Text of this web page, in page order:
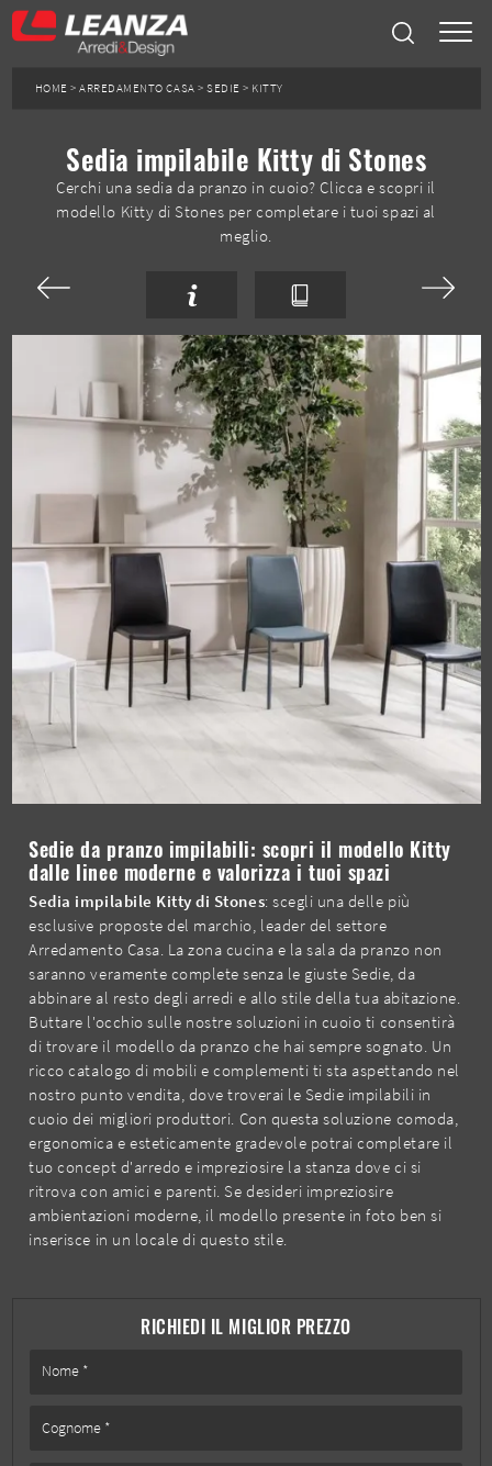
HOME >ARREDAMENTO CASA >SEDIE > KITTY
Sedia impilabile Kitty di Stones
Cerchi una sedia da pranzo in cuoio? Clicca e scopri il
modello Kitty di Stones per completare i tuoi spazi al
meglio.
RICHIEDI IL MIGLIOR PREZZO
Sedie da pranzo impilabili: scopri il modello Kitty
dalle linee moderne e valorizza i tuoi spazi
Sedia impilabile Kitty di Stones: scegli una delle più
esclusive proposte del marchio, leader del settore
Arredamento Casa. La zona cucina e la sala da pranzo non
saranno veramente complete senza le giuste Sedie, da
abbinare al resto degli arredi e allo stile della tua abitazione.
Buttare l'occhio sulle nostre soluzioni in cuoio ti consentirà
di trovare il modello da pranzo che hai sempre sognato. Un
ricco catalogo di mobili e complementi ti sta aspettando nel
nostro punto vendita, dove troverai le Sedie impilabili in
cuoio dei migliori produttori. Con questa soluzione comoda,
ergonomica e esteticamente gradevole potrai completare il
tuo concept d'arredo e impreziosire la stanza dove ci si
ritrova con amici e parenti. Se desideri impreziosire
ambientazioni moderne, il modello presente in foto ben si
inserisce in un locale di questo stile.